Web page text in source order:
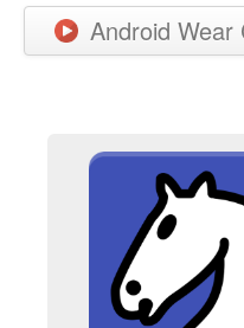
Android Wear
Games
New Releases
Watchfaces